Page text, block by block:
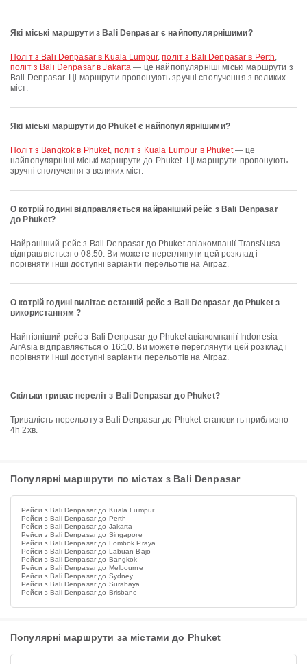
Які міські маршрути з Bali Denpasar є найпопулярнішими?
політ з Bali Denpasar в Kuala Lumpur,політ з Bali Denpasar в Perth,
політ з Bali Denpasar в Jakarta — це найпопулярніші міські маршрути з
Bali Denpasar. Ці маршрути пропонують зручні сполучення з великих
міст.
Які міські маршрути до Phuket є найпопулярнішими?
політ з Bangkok в Phuket, політ з Kuala Lumpur в Phuket— це
найпопулярніші міські маршрути до Phuket. Ці маршрути пропонують
зручні сполучення з великих міст.
О котрій годині відправляється найраніший рейс з Bali Denpasar
до Phuket?
Найраніший рейс з Bali Denpasar до Phuket авіакомпанії TransNusa
відправляється о 08:50. Ви можете переглянути цей розклад і
порівняти інші доступні варіанти перельотів на Airpaz.
О котрій годині вилітає останній рейс з Bali Denpasar до Phuket з
використанням ?
Найпізніший рейс з Bali Denpasar до Phuket авіакомпанії Indonesia
AirAsia відправляється о 16:10. Ви можете переглянути цей розклад і
порівняти інші доступні варіанти перельотів на Airpaz.
Скільки триває переліт з Bali Denpasar до Phuket?
Тривалість перельоту з Bali Denpasar до Phuket становить приблизно
4h 2хв.
Популярні маршрути по містах з Bali Denpasar
Рейси з Bali Denpasar до Kuala Lumpur
Рейси з Bali Denpasar до Perth
Рейси з Bali Denpasar до Jakarta
Рейси з Bali Denpasar до Singapore
Рейси з Bali Denpasar до Lombok Praya
Рейси з Bali Denpasar до Labuan Bajo
Рейси з Bali Denpasar до Bangkok
Рейси з Bali Denpasar до Melbourne
Рейси з Bali Denpasar до Sydney
Рейси з Bali Denpasar до Surabaya
Рейси з Bali Denpasar до Brisbane
Популярні маршрути за містами до Phuket